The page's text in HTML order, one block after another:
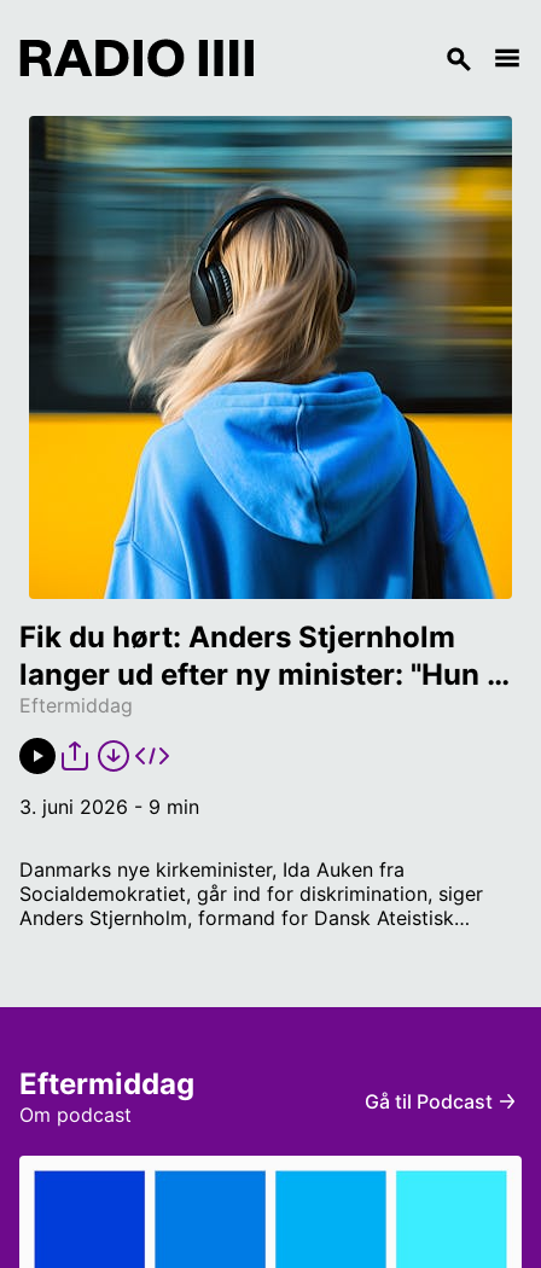
Eftermiddag
Fik du hørt: Anders Stjernholm
langer ud efter ny minister: "Hun
går ind for diskrimination"
3. juni 2026 - 9 min
Danmarks nye kirkeminister, Ida Auken fra
Socialdemokratiet, går ind for diskrimination, siger
Anders Stjernholm, formand for Dansk Ateistisk
Om podcast
Eftermiddag Gå til Podcast